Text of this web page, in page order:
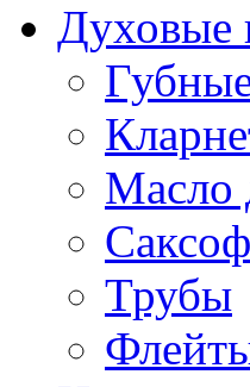
Духовые
Масло
Трубы